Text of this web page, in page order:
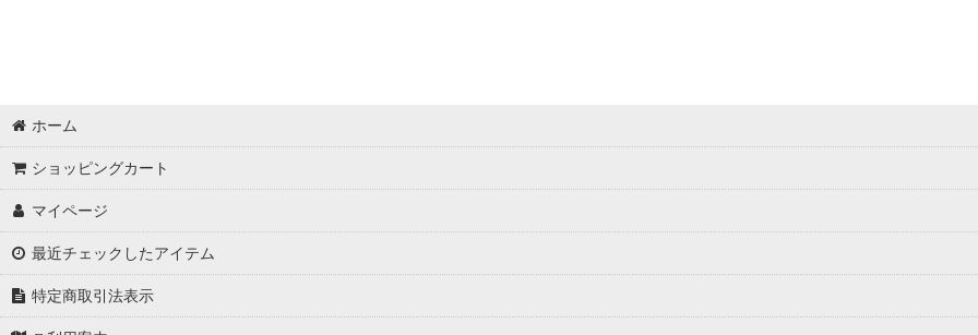
ホーム
ショッピングカート
マイページ
最近チェックしたアイテム
特定商取引法表示